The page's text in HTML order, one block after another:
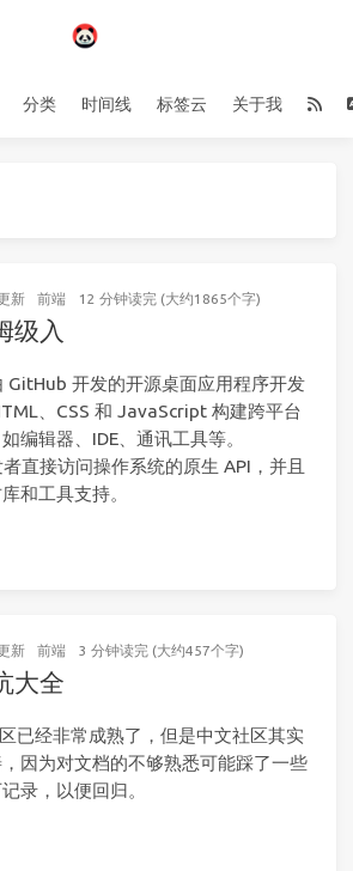
分类 时间线 标签云 关于我
新 前端 12 分钟读完 (大约1865个字)
级入
GitHub 开发的开源桌面应用程序开发
、CSS 和 JavaScript 构建跨平台
编辑器、IDE、通讯工具等。
直接访问操作系统的原生 API，并且
和工具支持。
新 前端 3 分钟读完 (大约457个字)
大全
已经非常成熟了，但是中文社区其实
因为对文档的不够熟悉可能踩了一些
录，以便回归。